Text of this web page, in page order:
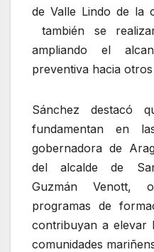
de Valle Lindo de la
también se
ampliando el
preventiva hacia
Sánchez destacó
fundamentan en
gobernadora de
del alcalde de
Guzmán Venott,
programas de
contribuyan a elevar
comunidades